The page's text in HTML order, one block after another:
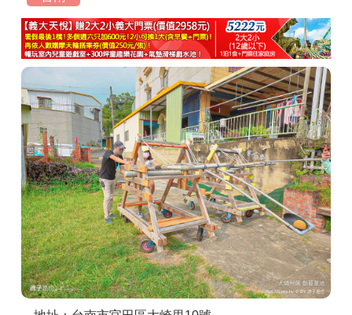
商家合作
推薦景點
討論區
聯絡我們
APP下載